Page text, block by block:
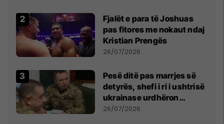
Fjalët e para të Joshuas
pas fitores me nokaut ndaj
Kristian Prengës
26/07/2026
Pesë ditë pas marrjes së
detyrës, shefi i ri i ushtrisë
ukrainase urdhëron
kontroll të madh
26/07/2026